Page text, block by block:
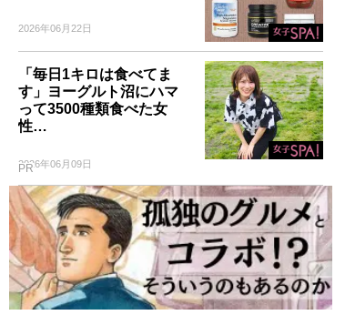
2026年06月22日
「毎日1キロは食べてま
す」ヨーグルト沼にハマ
って3500種類食べた女
性…
2026年06月09日
PR